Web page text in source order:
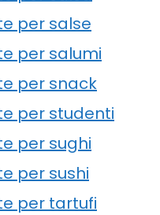
per salse
per salumi
per snack
per studenti
per sughi
per sushi
per tartufi